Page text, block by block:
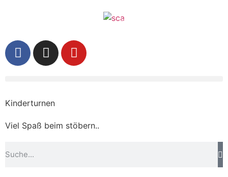
Kinderturnen
Viel Spaß beim stöbern..